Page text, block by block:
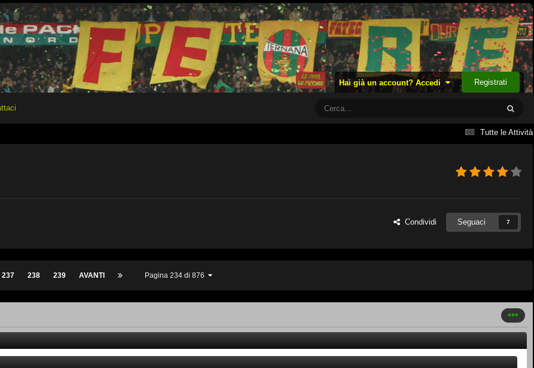
Hai già un account? Accedi Registrati
Tutte le Attività
Condividi Seguaci 7
237 238 239 AVANTI Pagina 234 di 876